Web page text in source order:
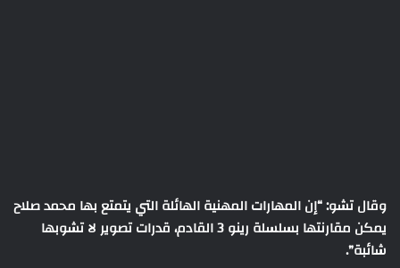
وقال تشو: “إن المهارات المهنية الهائلة التي يتمتع بها محمد صلاح
يمكن مقارنتها بسلسلة رينو 3 القادم، قدرات تصوير لا تشوبها
شائبة”.